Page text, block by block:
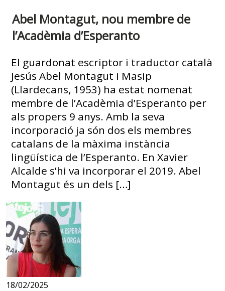
Abel Montagut, nou membre de
l’Acadèmia d’Esperanto
El guardonat escriptor i traductor català
Jesús Abel Montagut i Masip
(Llardecans, 1953) ha estat nomenat
membre de l’Acadèmia d’Esperanto per
als propers 9 anys. Amb la seva
incorporació ja són dos els membres
catalans de la màxima instància
lingüística de l’Esperanto. En Xavier
Alcalde s’hi va incorporar el 2019. Abel
Montagut és un dels […]
18/02/2025